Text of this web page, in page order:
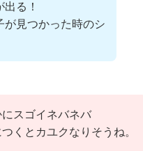
る！
が見つかった時のシ
スゴイネバネバ
くとカユクなりそうね。